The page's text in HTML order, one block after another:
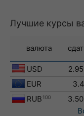
Лучшие курсы
валюта
USD
EUR
RUB 100